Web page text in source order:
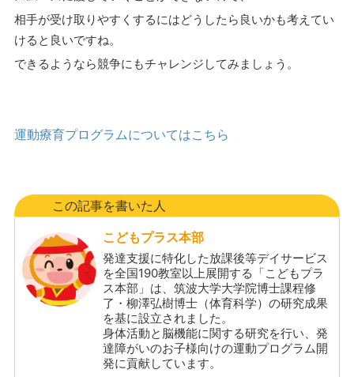
相手が受け取りやすくするにはどうしたら良いかも考えてい
けると良いですね。
できるようなら競争にもチャレンジしてみましょう。
運動療育プログラムについてはこちら
この記事を書いた人
こどもプラス本部
発達支援に特化した放課後等デイサービス
を全国190教室以上展開する「こどもプラ
ス本部」は、筑波大学大学院博士課程修
了・柳澤弘樹博士（体育科学）の研究成果
を基に設立されました。
身体活動と脳機能に関する研究を行い、発
達障がいのお子様向けの運動プログラム開
発に貢献しています。